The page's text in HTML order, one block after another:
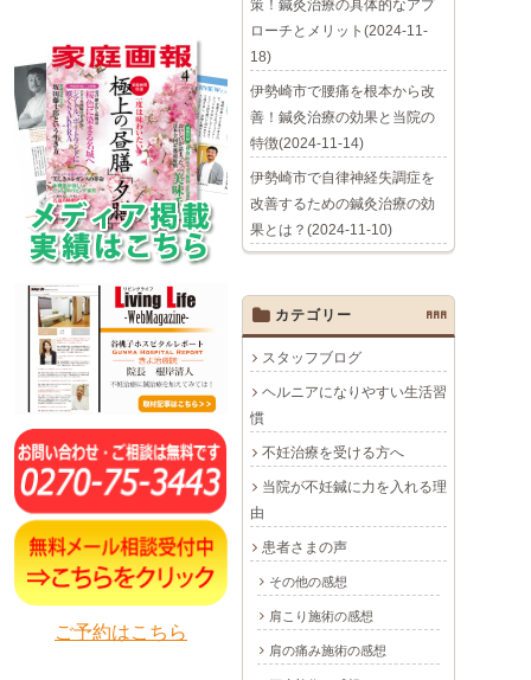
策！鍼灸治療の具体的なアプ
ローチとメリット(2024-11-
18)
伊勢崎市で腰痛を根本から改
善！鍼灸治療の効果と当院の
特徴(2024-11-14)
伊勢崎市で自律神経失調症を
改善するための鍼灸治療の効
果とは？(2024-11-10)
ご予約はこちら
カテゴリー AAA
スタッフブログ
ヘルニアになりやすい生活習
慣
不妊治療を受ける方へ
当院が不妊鍼に力を入れる理
由
患者さまの声
その他の感想
肩こり施術の感想
肩の痛み施術の感想